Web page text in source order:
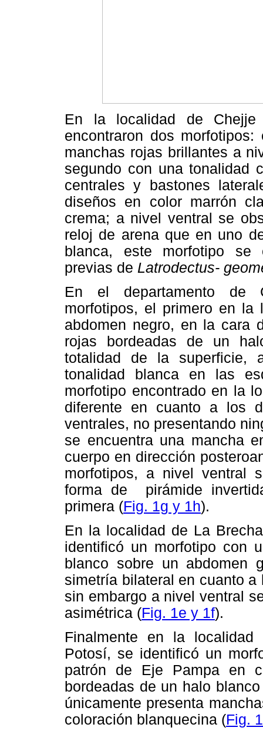
En la localidad de
encontraron dos
manchas rojas brillantes a
segundo con una tonalidad
centrales y bastones
diseños en color marrón
crema; a nivel ventral se
reloj de arena que en uno
blanca, este morfotipo se
previas de Latrodectus-
En el departamento de
morfotipos, el primero en la
abdomen negro, en la cara
rojas bordeadas de un
totalidad de la superficie,
tonalidad blanca en las
morfotipo encontrado en la
diferente en cuanto a los
ventrales, no presentando
se encuentra una mancha
cuerpo en dirección
morfotipos, a nivel ventral
forma de pirámide
primera (Fig. 1g y 1h).
En la localidad de La
identificó un morfotipo con
blanco sobre un abdomen
simetría bilateral en cuanto
sin embargo a nivel ventral
asimétrica (Fig. 1e y 1f).
Finalmente en la
Potosí, se identificó un
patrón de Eje Pampa en
bordeadas de un halo
únicamente presenta
coloración blanquecina (Fig.